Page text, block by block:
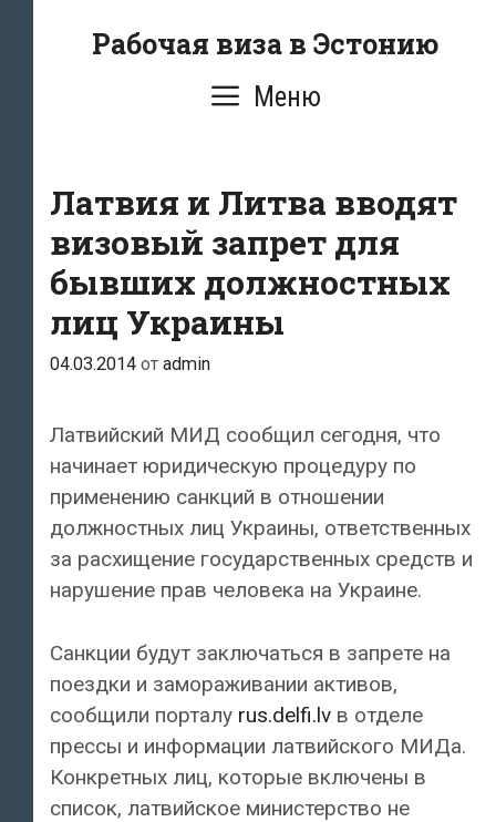
Рабочая виза в Эстонию
Меню
Латвия и Литва вводят
визовый запрет для
бывших должностных
лиц Украины
04.03.2014 от admin
Латвийский МИД сообщил сегодня, что
начинает юридическую процедуру по
применению санкций в отношении
должностных лиц Украины, ответственных
за расхищение государственных средств и
нарушение прав человека на Украине.
Санкции будут заключаться в запрете на
поездки и замораживании активов,
сообщили порталу rus.delfi.lv в отделе
прессы и информации латвийского МИДа.
Конкретных лиц, которые включены в
список, латвийское министерство не